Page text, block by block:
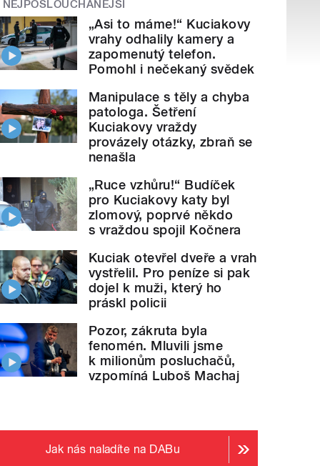
NEJPOSLOUCHANĚJŠÍ
„Asi to máme!“ Kuciakovy
vrahy odhalily kamery a
zapomenutý telefon.
Pomohl i nečekaný svědek
Manipulace s těly a chyba
patologa. Šetření
Kuciakovy vraždy
provázely otázky, zbraň se
nenašla
„Ruce vzhůru!“ Budíček
pro Kuciakovy katy byl
zlomový, poprvé někdo
s vraždou spojil Kočnera
Kuciak otevřel dveře a vrah
vystřelil. Pro peníze si pak
dojel k muži, který ho
práskl policii
Pozor, zákruta byla
fenomén. Mluvili jsme
k milionům posluchačů,
vzpomíná Luboš Machaj
Jak nás naladíte na DABu